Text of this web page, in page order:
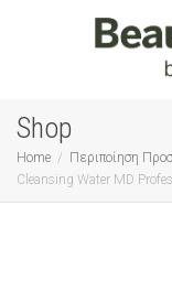
Shop
Home Περιποίηση
Cleansing Water MD